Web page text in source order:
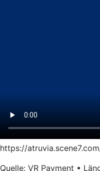
https://
Quelle: VR Payment •